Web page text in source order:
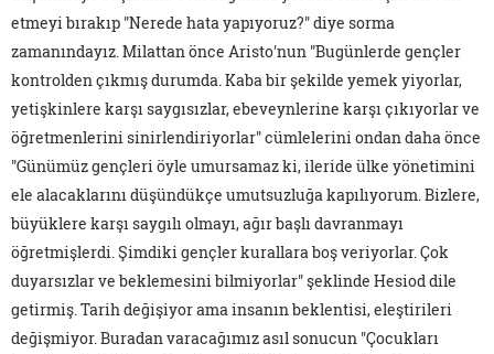
etmeyi bırakıp "Nerede hata yapıyoruz?" diye sorma
zamanındayız. Milattan önce Aristo'nun "Bugünlerde gençler
kontrolden çıkmış durumda. Kaba bir şekilde yemek yiyorlar,
yetişkinlere karşı saygısızlar, ebeveynlerine karşı çıkıyorlar ve
öğretmenlerini sinirlendiriyorlar" cümlelerini ondan daha önce
"Günümüz gençleri öyle umursamaz ki, ileride ülke yönetimini
ele alacaklarını düşündükçe umutsuzluğa kapılıyorum. Bizlere,
büyüklere karşı saygılı olmayı, ağır başlı davranmayı
öğretmişlerdi. Şimdiki gençler kurallara boş veriyorlar. Çok
duyarsızlar ve beklemesini bilmiyorlar" şeklinde Hesiod dile
getirmiş. Tarih değişiyor ama insanın beklentisi, eleştirileri
değişmiyor. Buradan varacağımız asıl sonucun "Çocukları